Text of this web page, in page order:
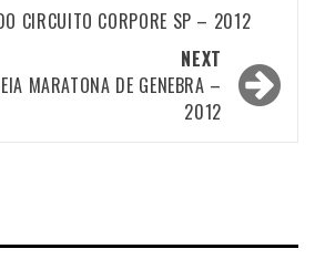
CIRCUITO CORPORE SP – 2012
NEXT
MARATONA DE GENEBRA –
2012